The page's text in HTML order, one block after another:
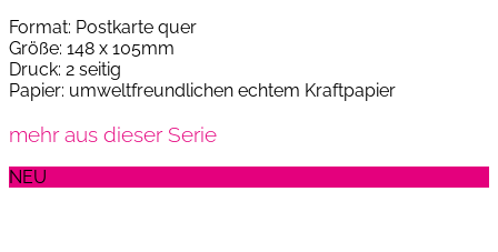
Format: Postkarte quer
Größe: 148 x 105mm
Druck: 2 seitig
Papier: umweltfreundlichen echtem Kraftpapier
mehr aus dieser Serie
NEU